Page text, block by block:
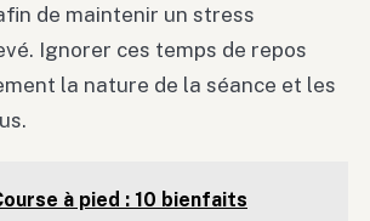
de maintenir un stress
Ignorer ces temps de repos
la nature de la séance et les
à pied : 10 bienfaits